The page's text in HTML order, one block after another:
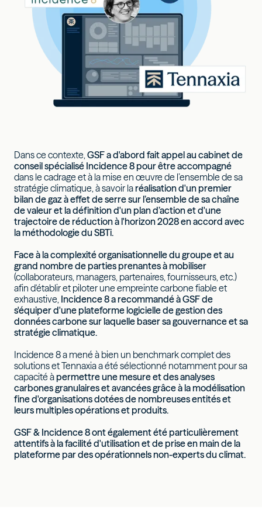
Dans ce contexte,GSF a d'abord fait appel au cabinet de
conseil spécialisé Incidence 8 pour être accompagné
dans le cadrage et à la mise en œuvre de l’ensemble de sa
stratégie climatique, à savoir la réalisation d'un premier
bilan de gaz à effet de serre sur l’ensemble de sa chaîne
de valeur et la définition d'un plan d’action et d'une
trajectoire de réduction à l'horizon 2028 en accord avec
la méthodologie du SBTi.
Face à la complexité organisationnelle du groupe et au
grand nombre de parties prenantes à mobiliser
(collaborateurs, managers, partenaires, fournisseurs, etc.)
afin d'établir et piloter une empreinte carbone fiable et
exhaustive, Incidence 8 a recommandé à GSF de
s'équiper d'une plateforme logicielle de gestion des
données carbone sur laquelle baser sa gouvernance et sa
stratégie climatique.
Incidence 8 a mené à bien un benchmark complet des
solutions et Tennaxia a été sélectionné notamment pour sa
capacité à permettre une mesure et des analyses
carbones granulaires et avancées grâce à la modélisation
fine d'organisations dotées de nombreuses entités et
leurs multiples opérations et produits.
GSF & Incidence 8 ont également été particulièrement
attentifs à la facilité d'utilisation et de prise en main de la
plateforme par des opérationnels non-experts du climat.